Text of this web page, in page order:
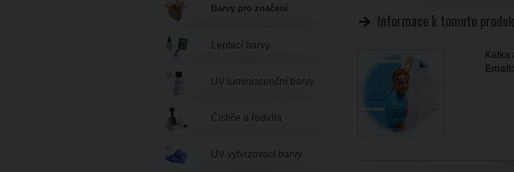
Informace k tomuto
Katka
Email:
Barvy pro značení
Leptací barvy
UV luminiscenční barvy
Čističe a ředidla
UV vytvrzovací barvy